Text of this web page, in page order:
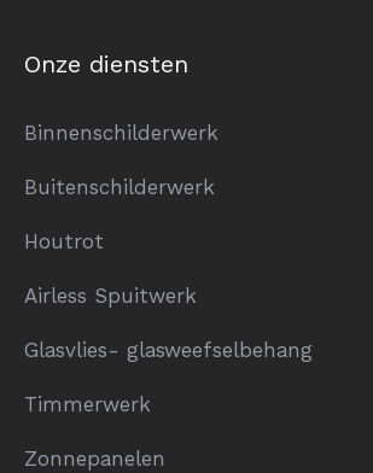
Onze diensten
Binnenschilderwerk
Buitenschilderwerk
Houtrot
Airless Spuitwerk
Glasvlies- glasweefselbehang
Timmerwerk
Zonnepanelen